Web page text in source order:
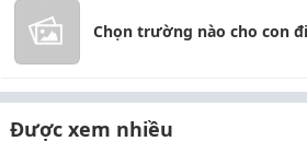
Chọn trường nào cho con
Được xem nhiều